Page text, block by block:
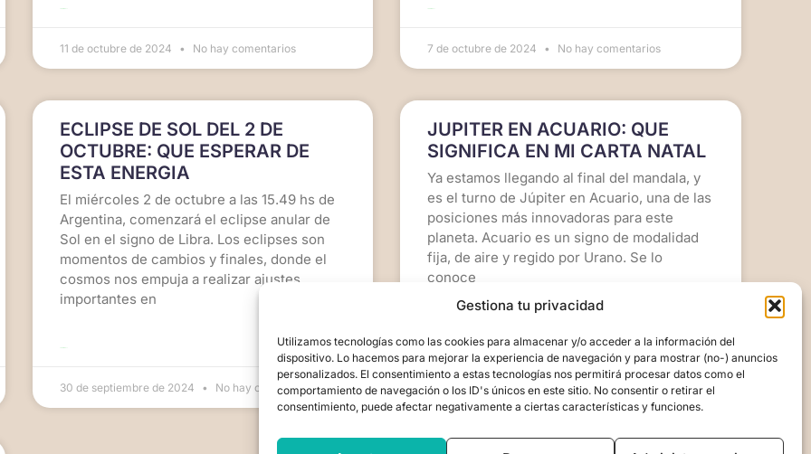
Gestiona tu privacidad
Utilizamos tecnologías como las cookies para almacenar y/o acceder a la información del
dispositivo. Lo hacemos para mejorar la experiencia de navegación y para mostrar (no-) anuncios
personalizados. El consentimiento a estas tecnologías nos permitirá procesar datos como el
comportamiento de navegación o los ID's únicos en este sitio. No consentir o retirar el
consentimiento, puede afectar negativamente a ciertas características y funciones.
11 de octubre de 2024 No hay comentarios 7 de octubre de 2024 No hay comentarios
ECLIPSE DE SOL DEL 2 DE
OCTUBRE: QUE ESPERAR DE
ESTA ENERGIA
El miércoles 2 de octubre a las 15.49 hs de
Argentina, comenzará el eclipse anular de
Sol en el signo de Libra. Los eclipses son
momentos de cambios y finales, donde el
cosmos nos empuja a realizar ajustes
importantes en
30 de septiembre de 2024 No hay comentarios
JUPITER EN ACUARIO: QUE
SIGNIFICA EN MI CARTA NATAL
Ya estamos llegando al final del mandala, y
es el turno de Júpiter en Acuario, una de las
posiciones más innovadoras para este
planeta. Acuario es un signo de modalidad
fija, de aire y regido por Urano. Se lo
conoce
28 de septiembre de 2024 No hay comentarios